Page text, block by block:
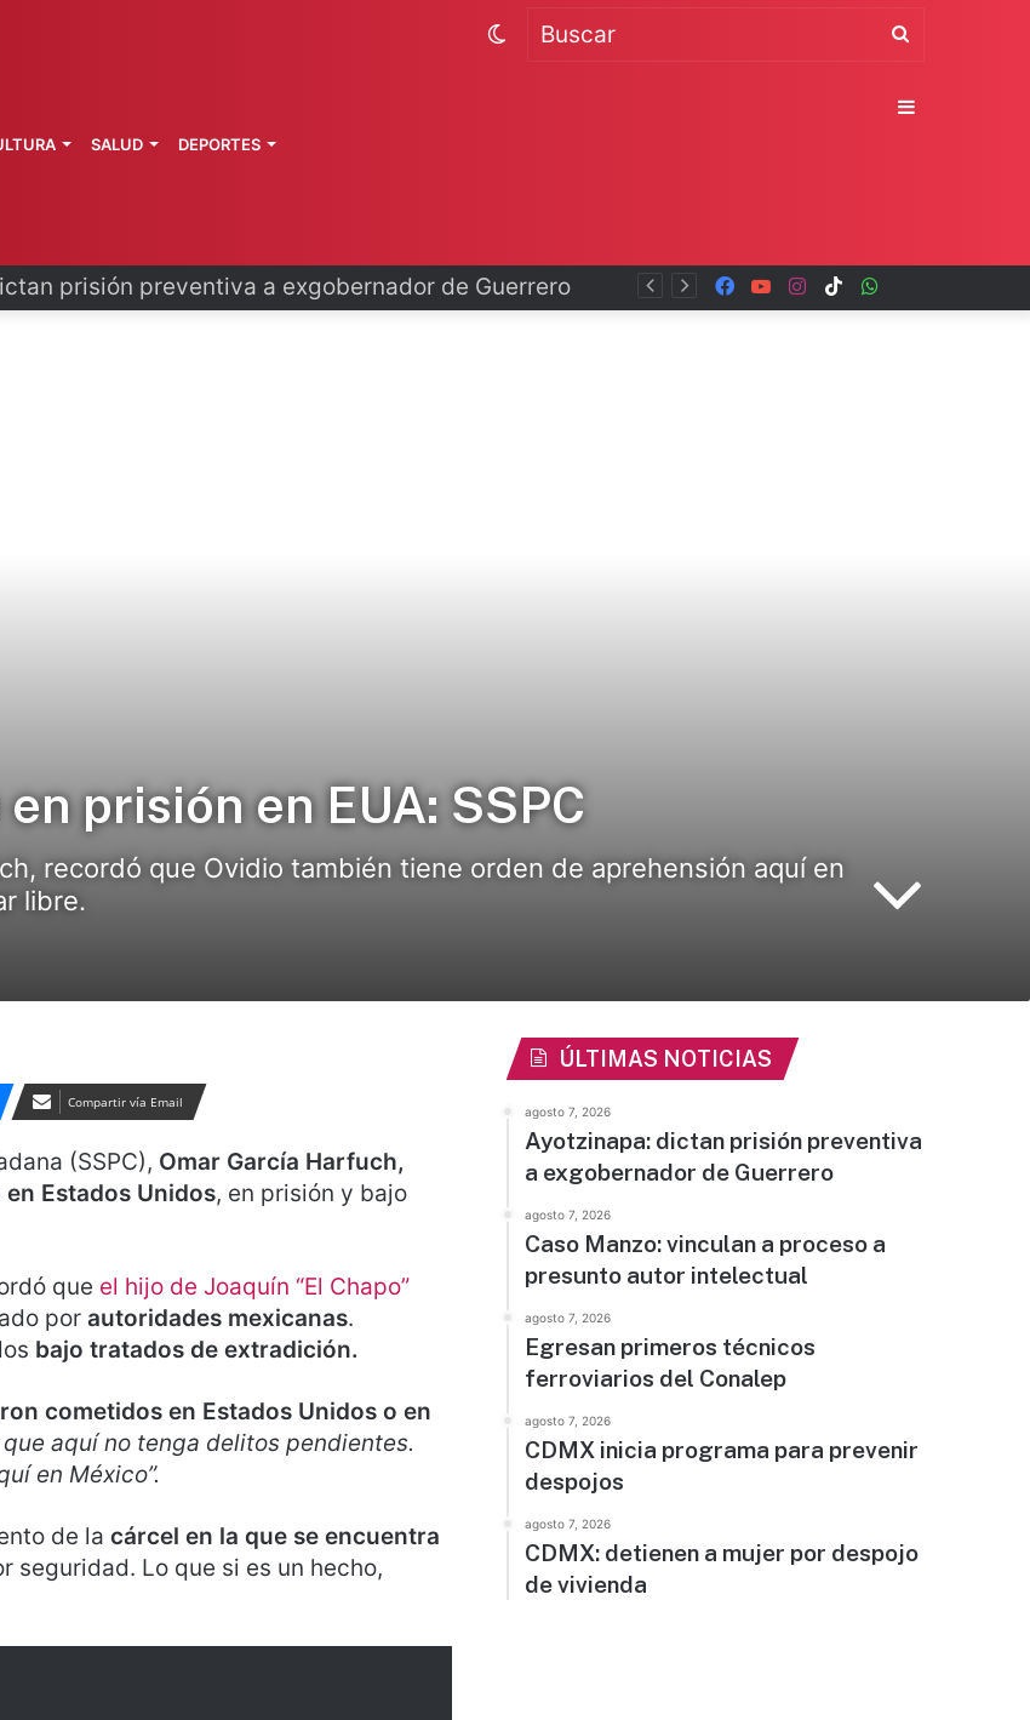
tras polémico plan de FIFA TikTok
Instagram
YouTube
Facebook
SALUD DEPORTES
Buscar
Switch
Sidebar
prisión en EUA: SSPC
recordó que Ovidio también tiene orden de aprehensión aquí en
libre.
Compartir vía Email
(SSPC), Omar García Harfuch,
Estados Unidos, en prisión y bajo
que el hijo de Joaquín “El Chapo”
por autoridades mexicanas.
bajo tratados de extradición.
cometidos en Estados Unidos o en
aquí no tenga delitos pendientes.
en México”.
de la cárcel en la que se encuentra
seguridad. Lo que si es un hecho,
ÚLTIMAS NOTICIAS
agosto 7, 2026
Ayotzinapa: dictan prisión preventiva
a exgobernador de Guerrero
agosto 7, 2026
Caso Manzo: vinculan a proceso a
presunto autor intelectual
agosto 7, 2026
Egresan primeros técnicos
ferroviarios del Conalep
agosto 7, 2026
CDMX inicia programa para prevenir
despojos
agosto 7, 2026
CDMX: detienen a mujer por despojo
de vivienda